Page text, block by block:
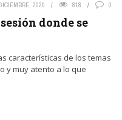
2020 818 0
donde se
características de los temas
y muy atento a lo que